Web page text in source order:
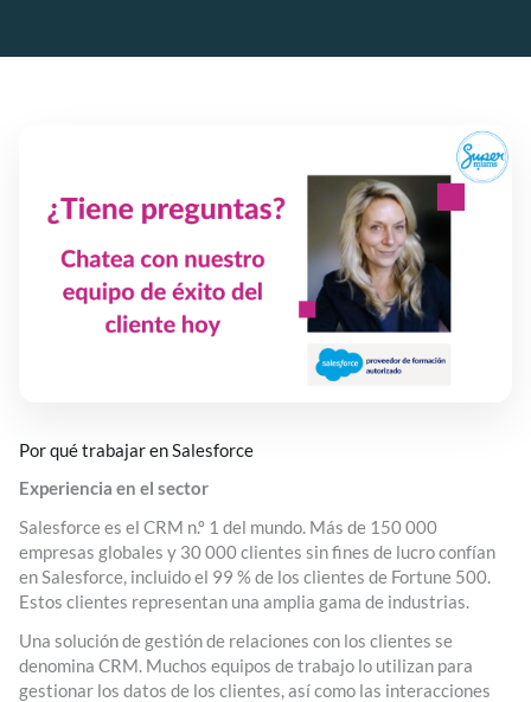
Por qué trabajar en Salesforce
Experiencia en el sector
Salesforce es el CRM n.º 1 del mundo. Más de 150 000
empresas globales y 30 000 clientes sin fines de lucro confían
en Salesforce, incluido el 99 % de los clientes de Fortune 500.
Estos clientes representan una amplia gama de industrias.
Una solución de gestión de relaciones con los clientes se
denomina CRM. Muchos equipos de trabajo lo utilizan para
gestionar los datos de los clientes, así como las interacciones